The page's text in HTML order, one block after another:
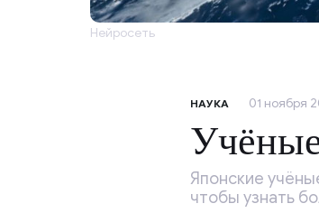
Нейросеть
НАУКА 01 ноября
Японские
чтобы узнать